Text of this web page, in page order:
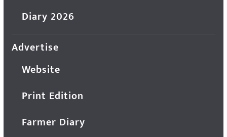
Diary 2026
Advertise
Website
Print Edition
Farmer Diary